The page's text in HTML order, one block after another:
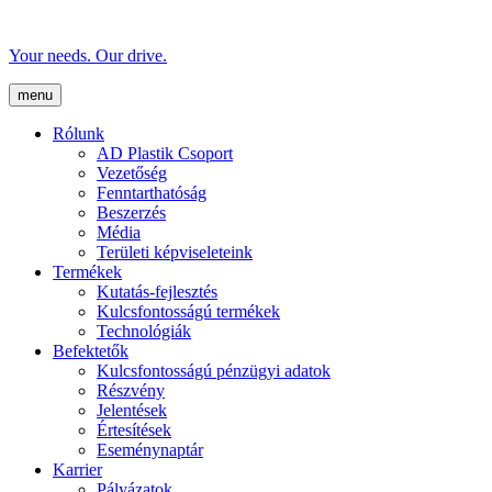
Your needs. Our drive.
menu
Rólunk
AD Plastik Csoport
Vezetőség
Fenntarthatóság
Beszerzés
Média
Területi képviseleteink
Termékek
Kutatás-fejlesztés
Kulcsfontosságú termékek
Technológiák
Befektetők
Kulcsfontosságú pénzügyi adatok
Részvény
Jelentések
Értesítések
Eseménynaptár
Karrier